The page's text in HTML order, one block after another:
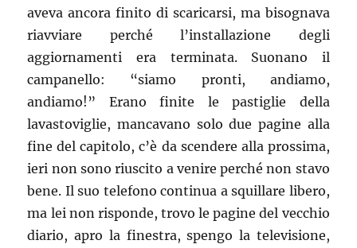
aveva ancora finito di scaricarsi, ma bisognava
riavviare perché l’installazione degli
aggiornamenti era terminata. Suonano il
campanello: “siamo pronti, andiamo,
andiamo!” Erano finite le pastiglie della
lavastoviglie, mancavano solo due pagine alla
fine del capitolo, c’è da scendere alla prossima,
ieri non sono riuscito a venire perché non stavo
bene. Il suo telefono continua a squillare libero,
ma lei non risponde, trovo le pagine del vecchio
diario, apro la finestra, spengo la televisione,